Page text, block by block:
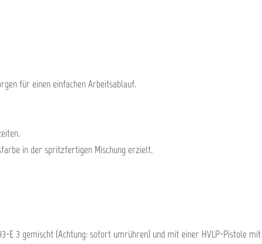
für einen einfachen Arbeitsablauf.
in der spritzfertigen Mischung erzielt.
E 3 gemischt (Achtung: sofort umrühren) und mit einer HVLP-Pistole